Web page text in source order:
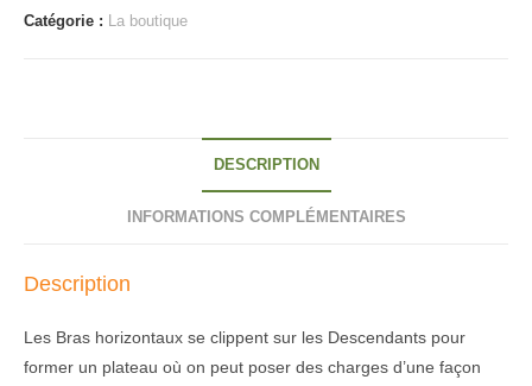
de
Catégorie : La boutique
DESCRIPTION
INFORMATIONS COMPLÉMENTAIRES
Description
Les Bras horizontaux se clippent sur les Descendants pour
former un plateau où on peut poser des charges d’une façon